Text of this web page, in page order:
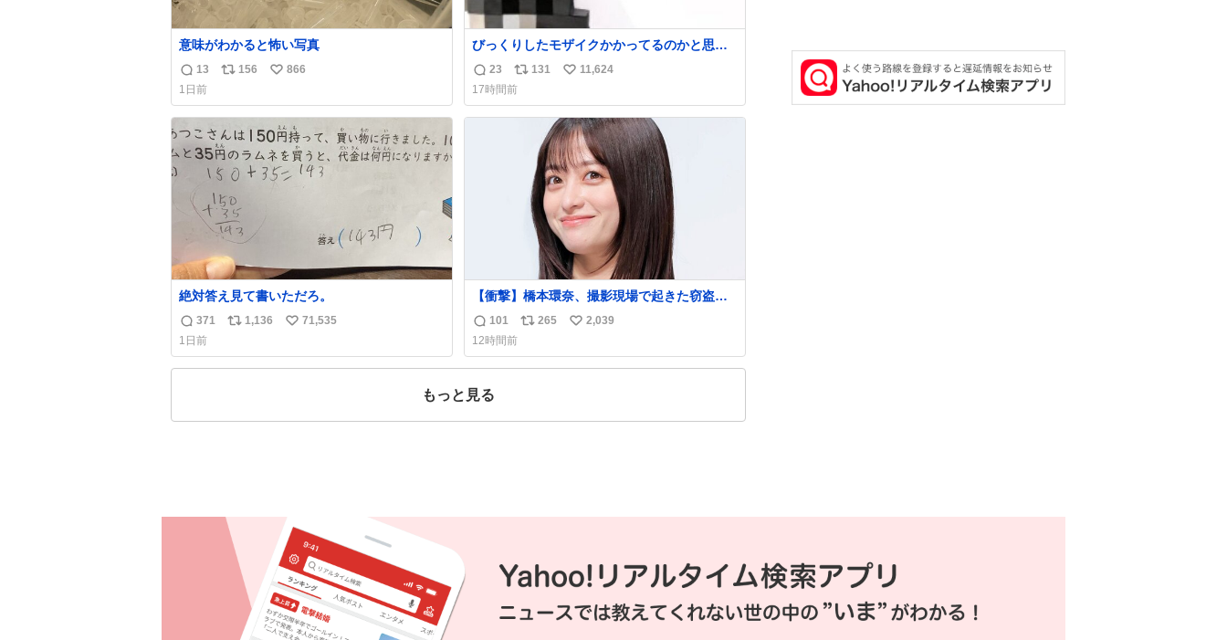
意味がわかると怖い写真
返
信
数
13
リ
ス
ト
数
156
い
ね
数
866
1日前
びっくりしたモザイクかかってるのかと思っ
た
返
信
数
23
リ
ポ
ス
131
い
ね
数
11,624
17時間前
絶対答え見て書いただろ。
返
信
数
371
リ
ス
1,136
い
ね
71,535
1日前
【衝撃】橋本環奈、撮影現場で起きた窃盗事
件を明かす「警察が来てました」
news.livedoor.com/article/detail… 橋本は
「撮影現場で照明さんのケーブルが盗まれ
て…。廃工場とかで撮影してたんですけど。
価値が上がってるんですよね…」と反応し
返
信
数
101
リ
ス
265
い
ね
2,039
12時間前
もっと見る